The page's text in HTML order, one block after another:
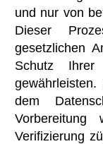
und nur von
Dieser
gesetzlichen
Schutz
dem
Vorbereitung
Verifizierung